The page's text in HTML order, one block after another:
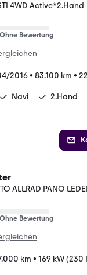
4WD Active*2.Hand
Ohne Bewertung
2016• 83.100 km •
Navi 2.Hand
ALLRAD PANO
Ohne Bewertung
km • 169 kW (230